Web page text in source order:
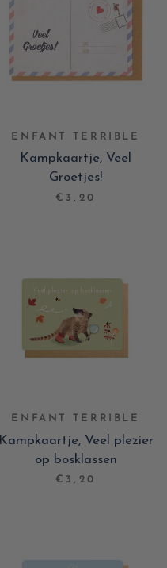
ENFANT TERRIBLE
Kampkaartje, Veel
Groetjes!
€3,20
ENFANT TERRIBLE
Kampkaartje, Veel plezier
op bosklassen
€3,20